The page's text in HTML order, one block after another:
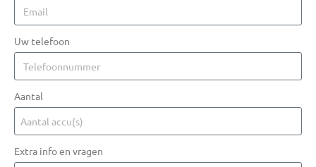
Uw telefoon
Aantal
Extra info en vragen